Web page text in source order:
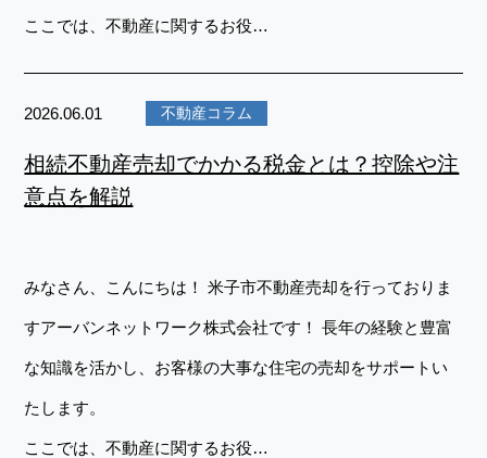
ここでは、不動産に関するお役…
相続不動産売却でかかる税金とは？控除や注
意点を解説
2026.06.01 不動産コラム
みなさん、こんにちは！ 米子市不動産売却を行っておりま
すアーバンネットワーク株式会社です！ 長年の経験と豊富
な知識を活かし、お客様の大事な住宅の売却をサポートい
たします。
ここでは、不動産に関するお役…